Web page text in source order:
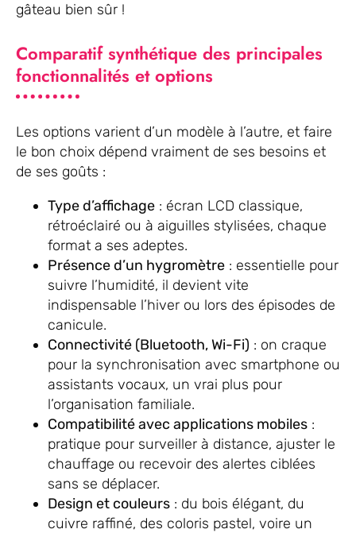
gâteau bien sûr !
Comparatif synthétique des principales
fonctionnalités et options
Les options varient d’un modèle à l’autre, et faire
le bon choix dépend vraiment de ses besoins et
de ses goûts :
Type d’affichage : écran LCD classique,
rétroéclairé ou à aiguilles stylisées, chaque
format a ses adeptes.
Présence d’un hygromètre : essentielle pour
suivre l’humidité, il devient vite
indispensable l’hiver ou lors des épisodes de
canicule.
Connectivité (Bluetooth, Wi-Fi) : on craque
pour la synchronisation avec smartphone ou
assistants vocaux, un vrai plus pour
l’organisation familiale.
Compatibilité avec applications mobiles :
pratique pour surveiller à distance, ajuster le
chauffage ou recevoir des alertes ciblées
sans se déplacer.
Design et couleurs : du bois élégant, du
cuivre raffiné, des coloris pastel, voire un